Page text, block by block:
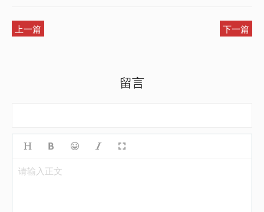
上一篇 下一篇
留言
请输入正文